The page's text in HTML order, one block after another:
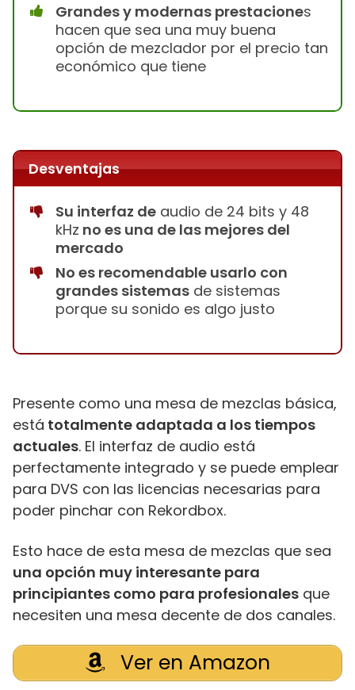
Grandes y modernas prestaciones
hacen que sea una muy buena
opción de mezclador por el precio tan
económico que tiene
Desventajas
Su interfaz de audio de 24 bits y 48
kHz no es una de las mejores del
mercado
No es recomendable usarlo con
grandes sistemas de sistemas
porque su sonido es algo justo
Presente como una mesa de mezclas básica,
está totalmente adaptada a los tiempos
actuales. El interfaz de audio está
perfectamente integrado y se puede emplear
para DVS con las licencias necesarias para
poder pinchar con Rekordbox.
Esto hace de esta mesa de mezclas que sea
una opción muy interesante para
principiantes como para profesionales que
necesiten una mesa decente de dos canales.
Ver en Amazon